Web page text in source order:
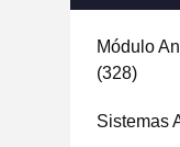
Módulo
(328)
Sistemas